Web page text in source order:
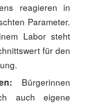
reagieren in
Parameter.
Labor steht
für den
Bürgerinnen
auch eigene